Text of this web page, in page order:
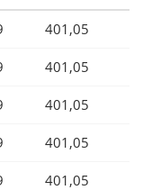
401,05
401,05
401,05
401,05
401,05